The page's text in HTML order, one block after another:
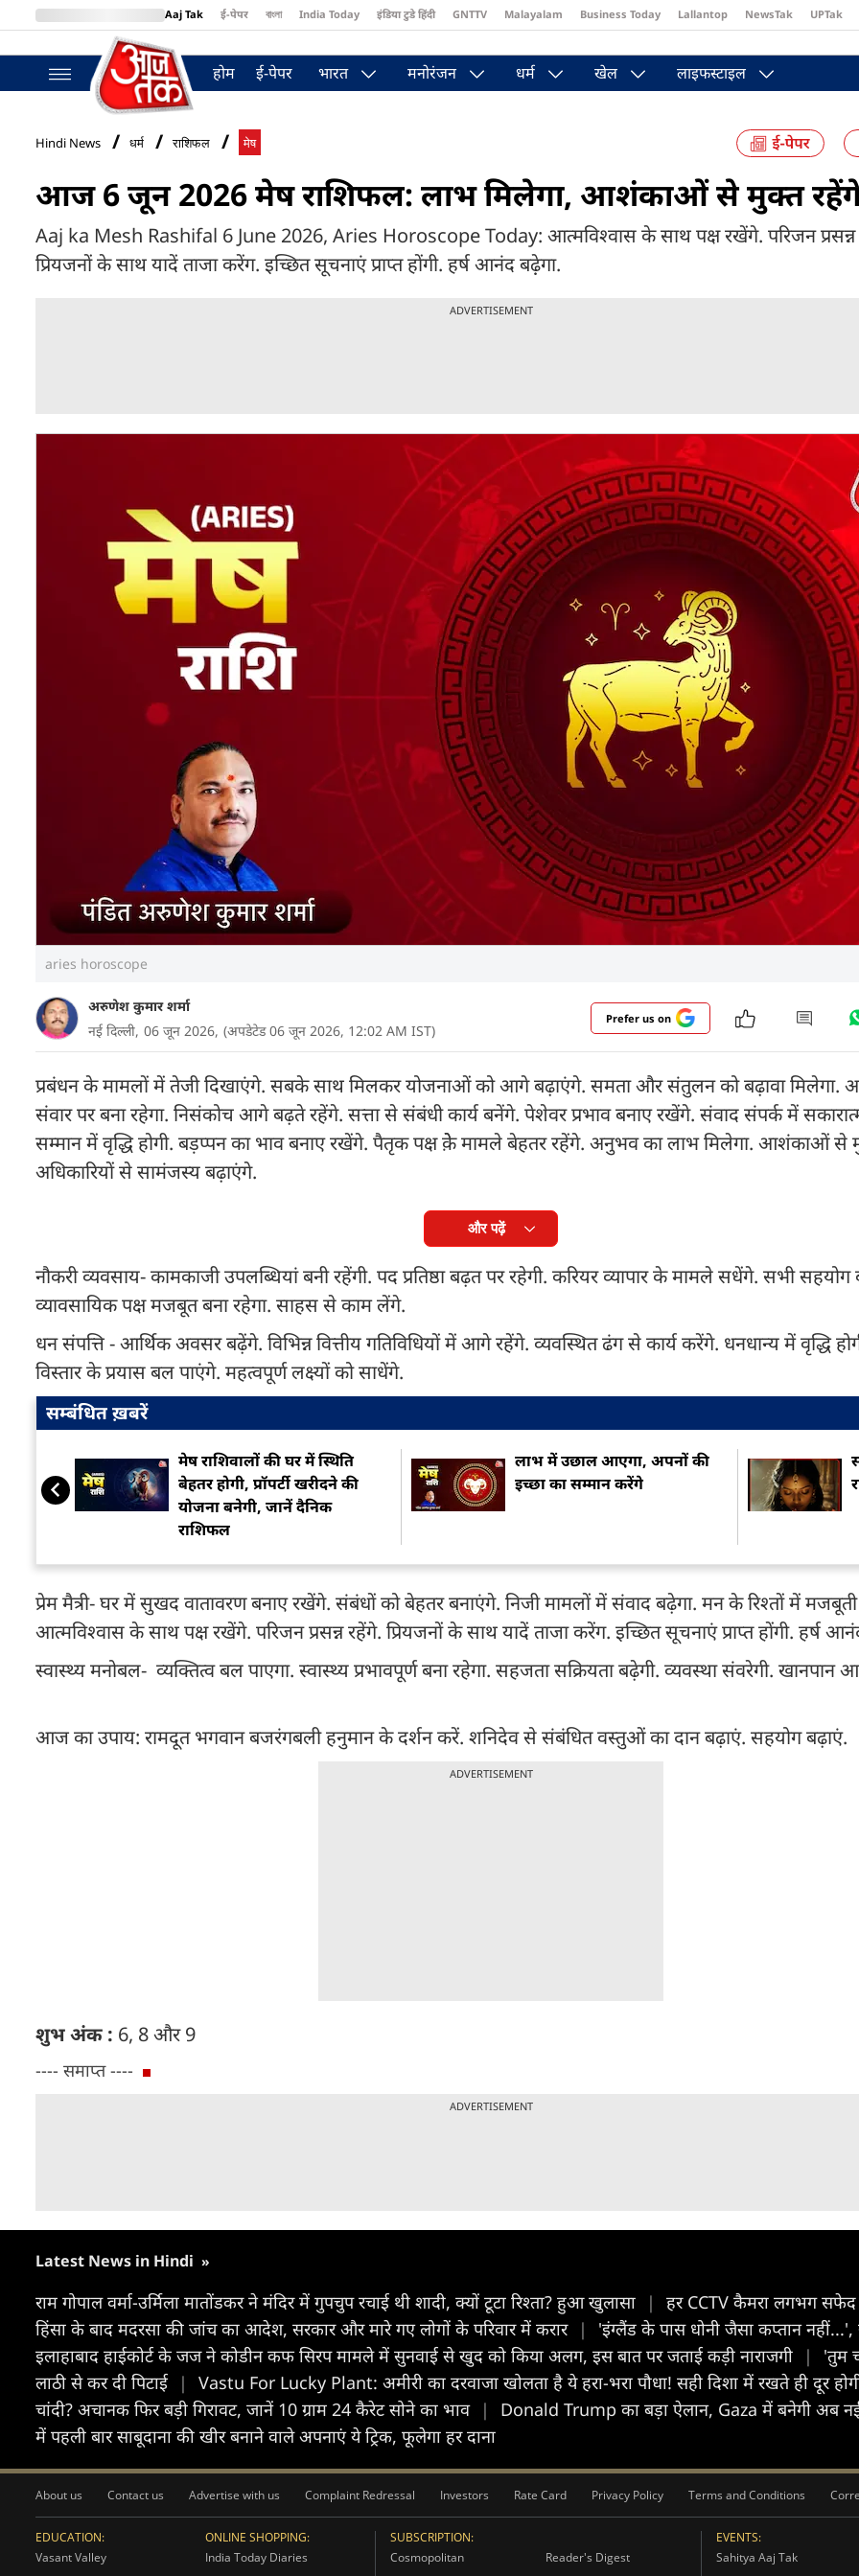
Aaj Tak ई-पेपर বাংলা India Today इंडिया टुडे हिंदी GNTTV Malayalam Business Today Lallantop NewsTak UPTak
BT Bazaar
होम ई-पेपर भारत मनोरंजन धर्म खेल लाइफस्टाइल
Hindi News धर्म राशिफल मेष
आज 6 जून 2026 मेष राशिफल: लाभ मिलेगा, आशंकाओं से मुक्त
Aaj ka Mesh Rashifal 6 June 2026, Aries Horoscope Today: आत्मविश्वास के साथ पक्ष रखेंगे. परिजन प्रसन्न
प्रियजनों के साथ यादें ताजा करेंग. इच्छित सूचनाएं प्राप्त होंगी. हर्ष आनंद बढ़े़गा.
ADVERTISEMENT
aries horoscope
अरुणेश कुमार शर्मा
नई दिल्ली, 06 जून 2026, (अपडेटेड 06 जून 2026, 12:02 AM IST)
Prefer us on
प्रबंधन के मामलों में तेजी दिखाएंगे. सबके साथ मिलकर योजनाओं को आगे बढ़ाएंगे. समता और संतुलन को बढ़ावा मिलेगा.
संवार पर बना रहेगा. निसंकोच आगे बढ़ते रहेंगे. सत्ता से संबंधी कार्य बनेंगे. पेशेवर प्रभाव बनाए रखेंगे. संवाद संपर्क में
सम्मान में वृद्धि होगी. बड़प्पन का भाव बनाए रखेंगे. पैतृक पक्ष के़े मामले बेहतर रहेंगे. अनुभव का लाभ मिलेगा. आशंकाओं से
अधिकारियों से सामंजस्य बढ़ाएंगे.
और पढ़ें
नौकरी व्यवसाय- कामकाजी उपलब्धियां बनी रहेंगी. पद प्रतिष्ठा बढ़त पर रहेगी. करियर व्यापार के मामले सधेंगे. सभी सहयोग
व्यावसायिक पक्ष मजबूत बना रहेगा. साहस से काम लेंगे.
धन संपत्ति - आर्थिक अवसर बढ़ेंगे. विभिन्न वित्तीय गतिविधियों में आगे रहेंगे. व्यवस्थित ढंग से कार्य करेंगे. धनधान्य में वृद्धि
विस्तार के प्रयास बल पाएंगे. महत्वपूर्ण लक्ष्यों को साधेंगे.
सम्बंधित ख़बरें
मेष राशिवालों की घर में स्थिति
बेहतर होगी, प्रॉपर्टी खरीदने की
योजना बनेगी, जानें दैनिक
राशिफल
लाभ में उछाल आएगा, अपनों की
इच्छा का सम्मान करेंगे
प्रेम मैत्री- घर में सुखद वातावरण बनाए रखेंगे. संबंधों को बेहतर बनाएंगे. निजी मामलों में संवाद बढ़ेगा. मन के रिश्तों में
आत्मविश्वास के साथ पक्ष रखेंगे. परिजन प्रसन्न रहेंगे. प्रियजनों के साथ यादें ताजा करेंग. इच्छित सूचनाएं प्राप्त होंगी. हर्ष
स्वास्थ्य मनोबल- व्यक्तित्व बल पाएगा. स्वास्थ्य प्रभावपूर्ण बना रहेगा. सहजता सक्रियता बढ़ेगी. व्यवस्था संवरेगी. खानपान
आज का उपाय: रामदूत भगवान बजरंगबली हनुमान के दर्शन करें. शनिदेव से संबंधित वस्तुओं का दान बढ़ाएं. सहयोग बढ़ाएं.
ADVERTISEMENT
शुभ अंक : 6, 8 और 9
---- समाप्त ----
ADVERTISEMENT
Latest News in Hindi »
राम गोपाल वर्मा-उर्मिला मातोंडकर ने मंदिर में गुपचुप रचाई थी शादी, क्यों टूटा रिश्ता? हुआ खुलासा | हर CCTV कैमरा लगभग सफेद
हिंसा के बाद मदरसा की जांच का आदेश, सरकार और मारे गए लोगों के परिवार में करार | 'इंग्लैंड के पास धोनी जैसा कप्तान
इलाहाबाद हाईकोर्ट के जज ने कोडीन कफ सिरप मामले में सुनवाई से खुद को किया अलग, इस बात पर जताई कड़ी नाराजगी
|
'तुम
लाठी से कर दी पिटाई
| Vastu For Lucky Plant: अमीरी का दरवाजा खोलता है ये हरा-भरा पौधा! सही दिशा में रखते ही दूर
चांदी? अचानक फिर बड़ी गिरावट, जानें 10 ग्राम 24 कैरेट सोने का भाव | Donald Trump का बड़ा ऐलान, Gaza में बनेगी अब
में पहली बार साबूदाना की खीर बनाने वाले अपनाएं ये ट्रिक, फूलेगा हर दाना
About us Contact us Advertise with us Complaint Redressal Investors Rate Card Privacy Policy Terms and Conditions
EDUCATION:
Vasant Valley
ONLINE SHOPPING:
India Today Diaries
SUBSCRIPTION:
Cosmopolitan
Reader's Digest
EVENTS:
Sahitya Aaj Tak